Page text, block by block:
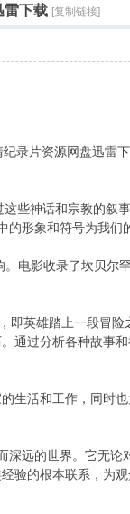
雷下载 [复制链接]
录片资源网盘迅雷
些神话和宗教的叙
形象和符号为我们
电影收录了坎贝尔
即英雄踏上一段冒
通过分析各种故事
生活和工作，同时
远的世界。它无论
验的根本联系，为观